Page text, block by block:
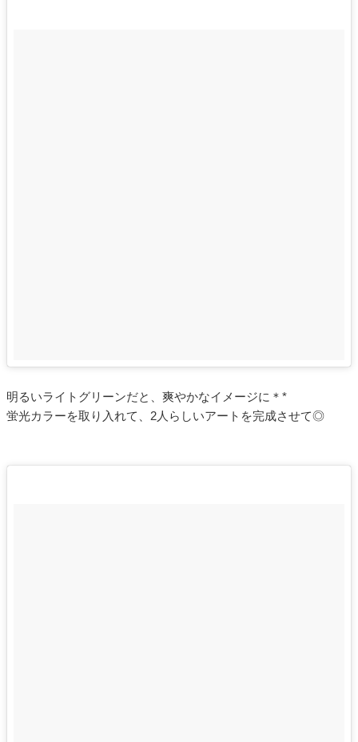
明るいライトグリーンだと、爽やかなイメージに＊*
蛍光カラーを取り入れて、2人らしいアートを完成させて◎